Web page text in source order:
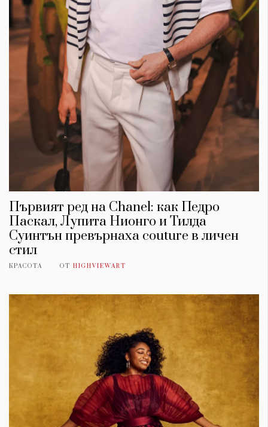
Първият ред на Chanel: как Педро
Паскал, Лупита Нионго и Тилда
Суинтън превърнаха couture в личен
стил
КРАСОТА ОТ HIGHVIEWART